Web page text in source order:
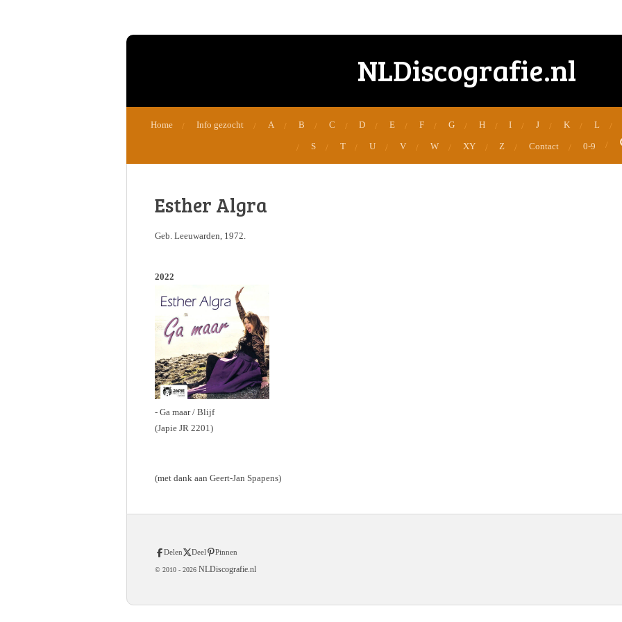
NLDiscografie.nl
Home Info gezocht A B C D E F G H I J K L
S T U V W XY Z Contact 0-9
Esther Algra
Geb. Leeuwarden, 1972.
2022
- Ga maar / Blijf
(Japie JR 2201)
(met dank aan Geert-Jan Spapens)
Delen Deel Pinnen
© 2010 - 2026 NLDiscografie.nl